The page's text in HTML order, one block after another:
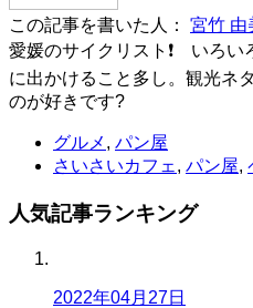
この記事を書いた人：
宮竹 由
愛媛のサイクリスト❗ いろい
に出かけること多し。観光ネ
のが好きです?
グルメ , パン屋
さいさいカフェ , パン屋,
人気記事ランキング
2022年04月27日